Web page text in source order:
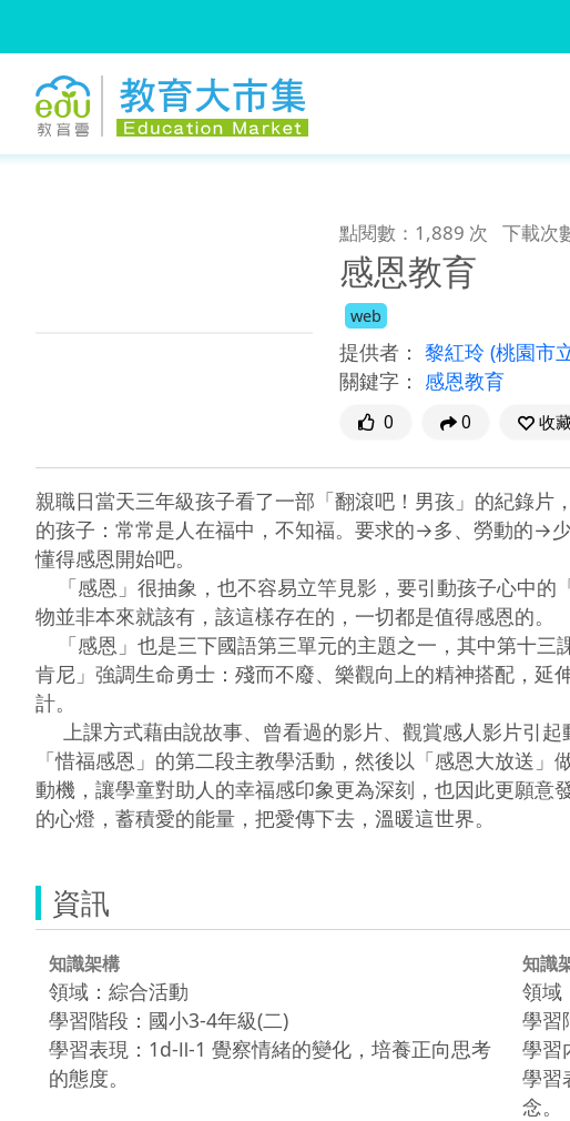
點閱數：1,889 次 下載次
感恩教育
web
提供者： 黎紅玲 (桃園市
關鍵字： 感恩教育
0 0 收
親職日當天三年級孩子看了一部「翻滾吧！男孩」的紀錄
的孩子：常常是人在福中，不知福。要求的→多、勞動的→
懂得感恩開始吧。
物並非本來就該有，該這樣存在的，一切都是值得感恩的。
肯尼」強調生命勇士：殘而不廢、樂觀向上的精神搭配，
計。
「惜福感恩」的第二段主教學活動，然後以「感恩大放送
動機，讓學童對助人的幸福感印象更為深刻，也因此更願
資訊
知識架構
領域：綜合活動
學習階段：國小3-4年級(二)
學習表現：1d-Ⅱ-1 覺察情緒的變化，培養正向思考
的態度。
知識
領域
學習
學習
學習
念。